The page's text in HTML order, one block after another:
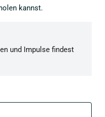
kannst.
und Impulse findest